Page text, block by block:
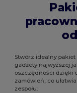
Stwórz idealny
gadżety najwyższej
oszczędności dzięki
zamówień, co
zespołu.